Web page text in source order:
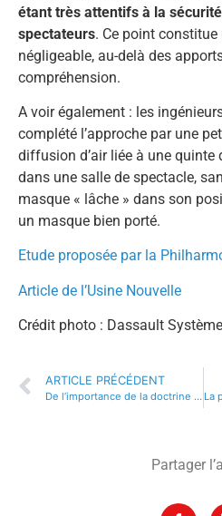
étant très attentifs à la
spectateurs. Ce point
négligeable, au-delà des
compréhension.
A voir également : les
complété l’approche par une
diffusion d’air liée à une quinte
dans une salle de spectacle,
masque « lâche » dans son
un masque bien porté.
Etude proposée par la
Article de l’Usine Nouvelle
Crédit photo : Dassault
ARTICLE PRÉCÉDENT
De l’importance de la doctrine et de la jurisprudence
Partager